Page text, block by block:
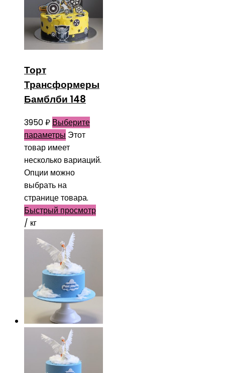
Торт
Трансформеры
Бамблби 148
3950₽ Выберите
параметры Этот
товар имеет
несколько вариаций.
Опции можно
выбрать на
странице товара.
Быстрый просмотр
/ кг